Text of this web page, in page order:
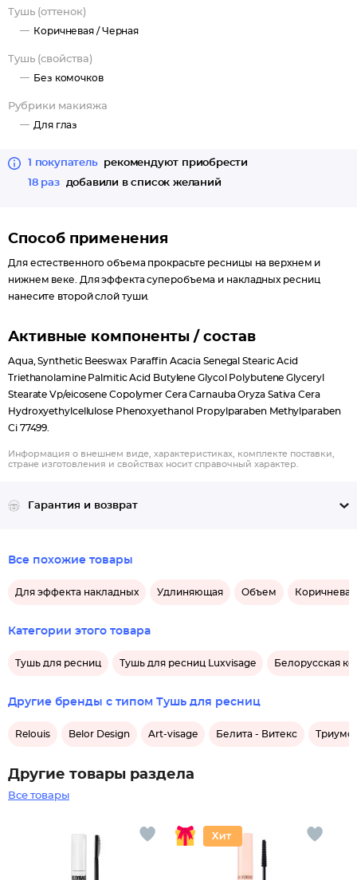
Тушь (оттенок)
Коричневая /Черная
Тушь (свойства)
Без комочков
Рубрики макияжа
Для глаз
1 покупатель
рекомендуют приобрести
18 раз
добавили в список желаний
Способ применения
Для естественного объема прокрасьте ресницы на верхнем и
нижнем веке. Для эффекта суперобъема и накладных ресниц
нанесите второй слой туши.
Активные компоненты / состав
Aqua, Synthetic Beeswax Paraffin Acacia Senegal Stearic Acid
Triethanolamine Palmitic Acid Butylene Glycol Polybutene Glyceryl
Stearate Vp/eicosene Copolymer Cera Carnauba Oryza Sativa Cera
Hydroxyethylcellulose Phenoxyethanol Propylparaben Methylparaben
Ci 77499.
Информация о внешнем виде, характеристиках, комплекте поставки,
стране изготовления и свойствах носит справочный характер.
Гарантия и возврат
Все похожие товары
Для эффекта накладных Удлиняющая Объем Коричневая
Категории этого товара
Тушь для ресниц Тушь для ресниц Luxvisage Белорусская
Другие бренды с типом Тушь для ресниц
Relouis Belor Design Art-visage Белита - Витекс Триумф
Другие товары раздела
Все товары